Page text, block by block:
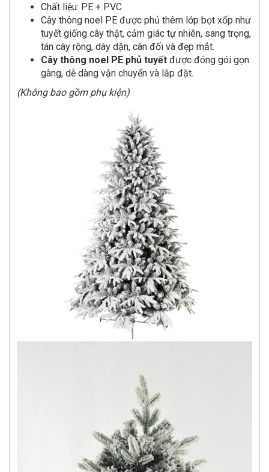
Chất liệu: PE + PVC
Cây thông noel PE được phủ thêm lớp bọt xốp như
tuyết giống cây thật, cảm giác tự nhiên, sang trọng,
tán cây rộng, dày dặn, cân đối và đẹp mắt.
Cây thông noel PE phủ tuyết được đóng gói gọn
gàng, dễ dàng vận chuyển và lắp đặt.
(Không bao gồm phụ kiện)